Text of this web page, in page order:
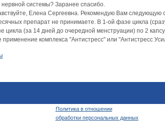
нервной системы? Заранее спасибо.
Елена Сергеевна. Рекомендую Вам следующую
препарат не принимаете. В 1-ой фазе цикла
цикла (за 14 дней до очередной менструации) по 2
применение комплекса "Антистресс" или "Антистресс
Политика в отношении
обработки персональных данных